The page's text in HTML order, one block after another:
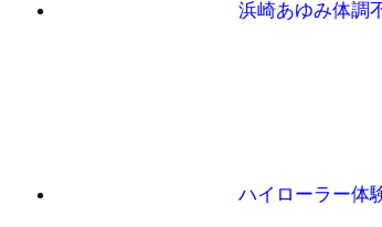
浜崎あゆみ体調
ハイローラー体